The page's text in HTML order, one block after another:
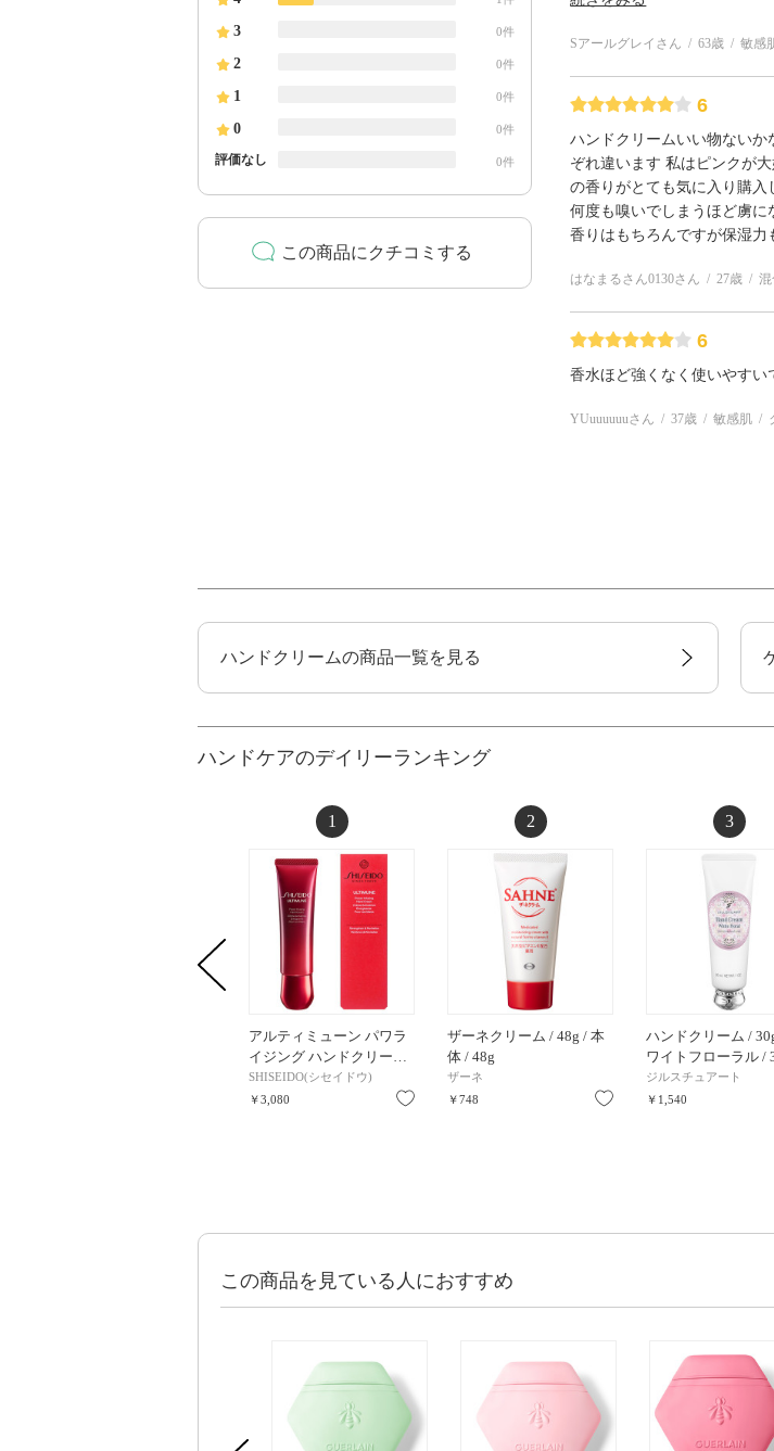
3 0件
2 0件
1 0件
0 0件
評価なし 0件
この商品にクチコミする
Sアールグレイさん 63歳 敏感
6
ハンドクリームいい物ない
ぞれ違います 私はピンクが
の香りがとても気に入り購
何度も嗅いでしまうほど虜
香りはもちろんですが保湿力
はなまるさん0130さん 27歳
6
香水ほど強くなく使いやすい
YUuuuuuuさん 37歳 敏感肌
ハンドクリームの商品一覧を見る
ハンドケアのデイリーランキング
1
アルティミューン パワラ
イジング ハンドクリー…
SHISEIDO(シセイドウ)
￥3,080
お気に入り
2
ザーネクリーム / 48g / 本
体 / 48g
ザーネ
￥748
お気に入り
3
ハンドクリーム /
ワイトフローラル /
ジルスチュアート
￥1,540
この商品を見ている人におすすめ